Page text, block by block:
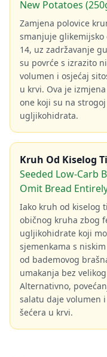
New Potatoes
Zamjena polovice
smanjuje glikemijsko
14, uz zadržavanje
su povrće s izrazito
volumen i osjećaj
u krvi. Ova je
one koji su na
ugljikohidrata.
Kruh Od Kiselog
Seeded Low-Carb
Omit Bread
Iako kruh od kiselog
običnog kruha zbog
ugljikohidrate koji
sjemenkama s
od bademovog
umakanja bez
Alternativno,
salatu daje volumen
šećera u krvi.